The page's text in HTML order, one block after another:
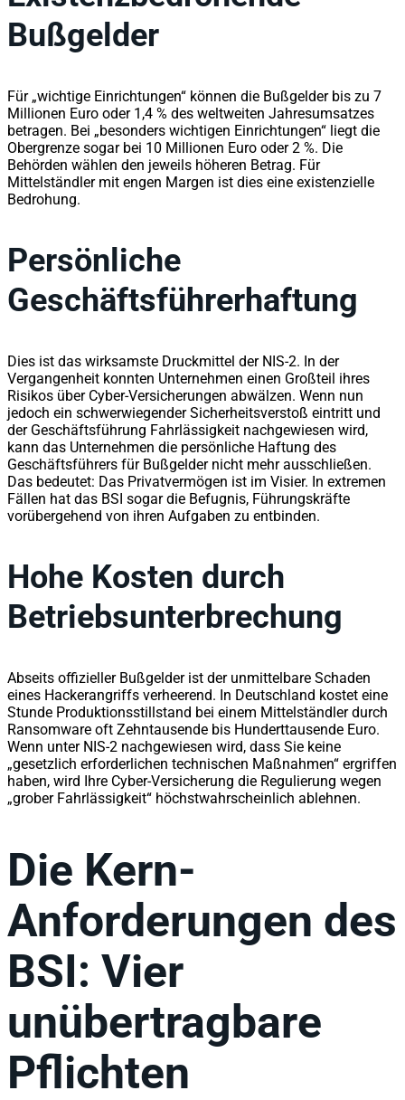
Bußgelder
Für „wichtige Einrichtungen“ können die Bußgelder bis zu 7
Millionen Euro oder 1,4 % des weltweiten Jahresumsatzes
betragen. Bei „besonders wichtigen Einrichtungen“ liegt die
Obergrenze sogar bei 10 Millionen Euro oder 2 %. Die
Behörden wählen den jeweils höheren Betrag. Für
Mittelständler mit engen Margen ist dies eine existenzielle
Bedrohung.
Persönliche
Geschäftsführerhaftung
Dies ist das wirksamste Druckmittel der NIS-2. In der
Vergangenheit konnten Unternehmen einen Großteil ihres
Risikos über Cyber-Versicherungen abwälzen. Wenn nun
jedoch ein schwerwiegender Sicherheitsverstoß eintritt und
der Geschäftsführung Fahrlässigkeit nachgewiesen wird,
kann das Unternehmen die persönliche Haftung des
Geschäftsführers für Bußgelder nicht mehr ausschließen.
Das bedeutet: Das Privatvermögen ist im Visier. In extremen
Fällen hat das BSI sogar die Befugnis, Führungskräfte
vorübergehend von ihren Aufgaben zu entbinden.
Hohe Kosten durch
Betriebsunterbrechung
Abseits offizieller Bußgelder ist der unmittelbare Schaden
eines Hackerangriffs verheerend. In Deutschland kostet eine
Stunde Produktionsstillstand bei einem Mittelständler durch
Ransomware oft Zehntausende bis Hunderttausende Euro.
Wenn unter NIS-2 nachgewiesen wird, dass Sie keine
„gesetzlich erforderlichen technischen Maßnahmen“ ergriffen
haben, wird Ihre Cyber-Versicherung die Regulierung wegen
„grober Fahrlässigkeit“ höchstwahrscheinlich ablehnen.
Die Kern-
Anforderungen des
BSI: Vier
unübertragbare
Pflichten